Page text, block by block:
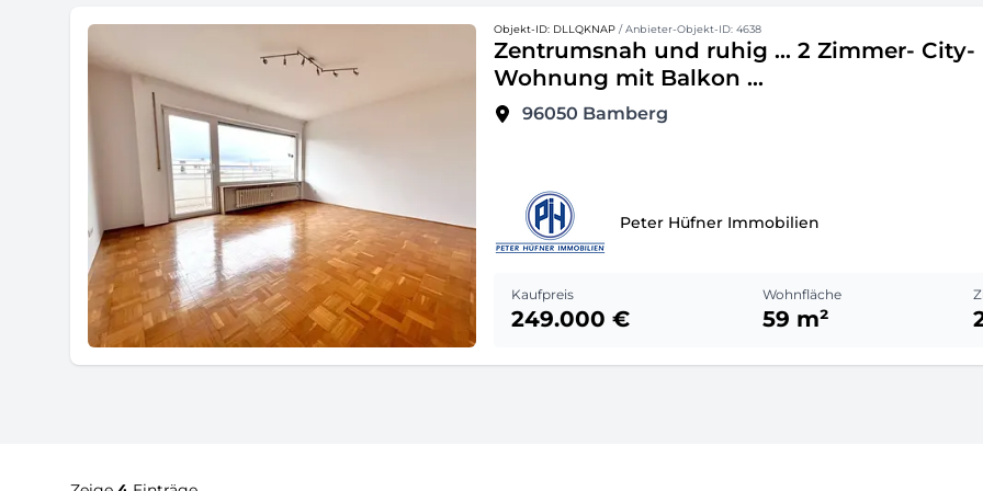
Objekt-ID: DLLQKNAP / Anbieter-Objekt-ID: 4638
Zentrumsnah und ruhig ... 2 Zimmer- City-
Wohnung mit Balkon ...
96050 Bamberg
Peter Hüfner Immobilien
Kaufpreis
249.000 €
Wohnfläche
59 m²